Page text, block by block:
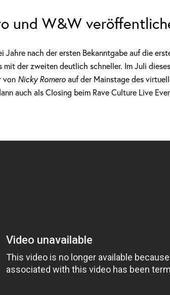
und W&W
Jahre nach der ersten Bekanntgabe auf die
der zweiten deutlich schneller. Im Juli dieses
von Nicky Romero auf der Mainstage des
auch als Closing beim Rave Culture Live